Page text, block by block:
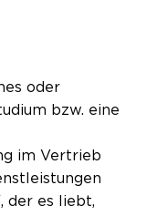
oder
bzw. eine
im Vertrieb
der es liebt,